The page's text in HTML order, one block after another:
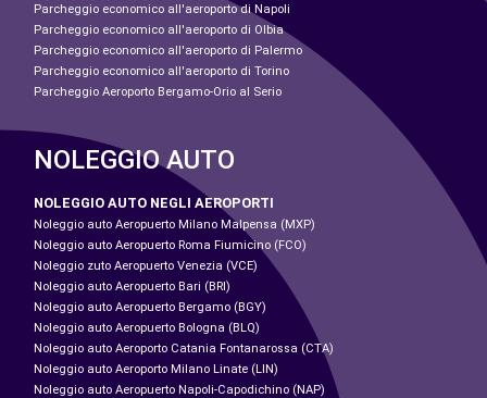
Parcheggio economico all'aeroporto di Napoli
Parcheggio economico all'aeroporto di Olbia
Parcheggio economico all'aeroporto di Palermo
Parcheggio economico all'aeroporto di Torino
Parcheggio Aeroporto Bergamo-Orio al Serio
NOLEGGIO AUTO
NOLEGGIO AUTO NEGLI AEROPORTI
Noleggio auto Aeropuerto Milano Malpensa (MXP)
Noleggio auto Aeropuerto Roma Fiumicino (FCO)
Noleggio zuto Aeropuerto Venezia (VCE)
Noleggio auto Aeropuerto Bari (BRI)
Noleggio auto Aeropuerto Bergamo (BGY)
Noleggio auto Aeropuerto Bologna (BLQ)
Noleggio auto Aeroporto Catania Fontanarossa (CTA)
Noleggio auto Aeroporto Milano Linate (LIN)
Noleggio auto Aeropuerto Napoli-Capodichino (NAP)